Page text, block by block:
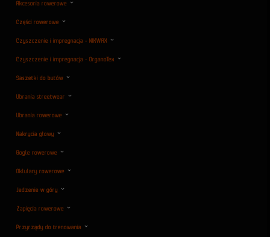
Akcesoria rowerowe
Części rowerowe
Czyszczenie i impregnacja - NIKWAX
Czyszczenie i impregnacja - OrganoTex
Saszetki do butów
Ubrania streetwear
Ubrania rowerowe
Nakrycia głowy
Gogle rowerowe
Oklulary rowerowe
Jedzenie w góry
Zapięcia rowerowe
Przyrządy do trenowania